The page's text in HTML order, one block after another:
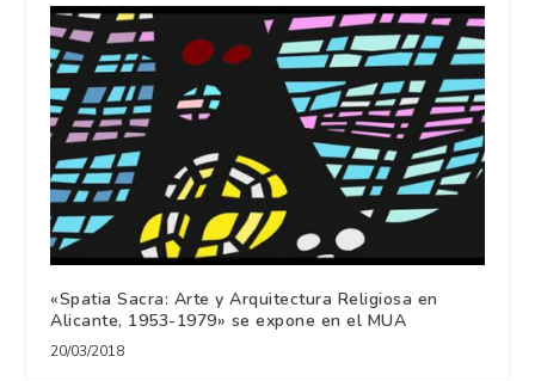
«Spatia Sacra: Arte y Arquitectura Religiosa en
Alicante, 1953-1979» se expone en el MUA
20/03/2018